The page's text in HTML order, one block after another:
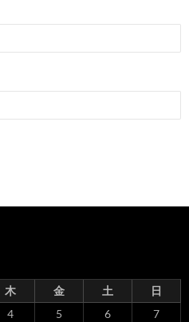
木 金 土
日
4 5 6
7